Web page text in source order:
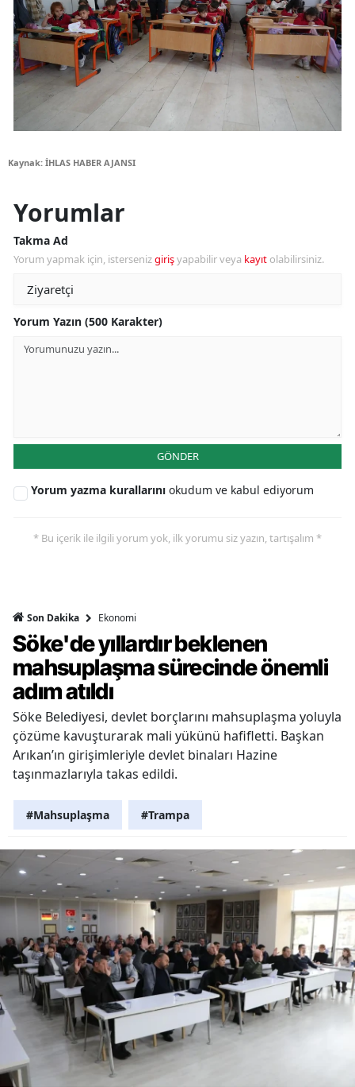
Kaynak: İHLAS HABER AJANSI
Yorumlar
Takma Ad
Yorum yapmak için, istersenizgirişyapabilir veya kayıt olabilirsiniz.
Yorum Yazın (500 Karakter)
GÖNDER
Yorum yazma kurallarını okudum ve kabul ediyorum
* Bu içerik ile ilgili yorum yok, ilk yorumu siz yazın, tartışalım *
Son Dakika Ekonomi
Söke'de yıllardır beklenen
mahsuplaşma sürecinde önemli
adım atıldı
Söke Belediyesi, devlet borçlarını mahsuplaşma yoluyla
çözüme kavuşturarak mali yükünü hafifletti. Başkan
Arıkan’ın girişimleriyle devlet binaları Hazine
taşınmazlarıyla takas edildi.
#Mahsuplaşma #Trampa